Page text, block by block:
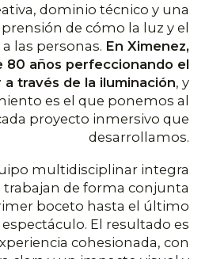
dominio técnico y una
de cómo la luz y el
las personas. En Ximenez,
80 años perfeccionando el
través de la iluminación, y
es el que ponemos al
proyecto inmersivo que
desarrollamos.
multidisciplinar integra
trabajan de forma conjunta
boceto hasta el último
El resultado es
cohesionada, con